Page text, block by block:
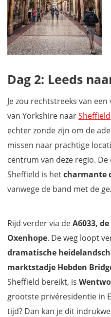
Dag 2: Leeds
Je zou rechtstreeks van
van Yorkshire naarSheffield
echter zonde zijn om de
missen naar prachtige
centrum van deze regio.
Sheffield is hetcharmante
vanwege de band met de
Rijd verder via deA6033,
Oxenhope. De weg loopt
dramatische
marktstadje Hebden
Sheffield bereikt, is
grootste privéresidentie in
tijd? Dan kan je dit